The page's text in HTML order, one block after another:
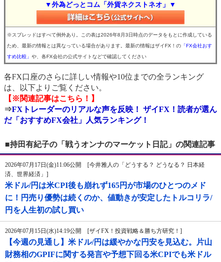
▼外為どっとコム「外貨ネクストネオ」▼
※スプレッドはすべて例外あり。この表は2026年8月3日時点のデータをもとに作成している
ため、最新の情報とは異なっている場合があります。最新の情報はザイFX！の 「FX会社おす
すめ比較」 や、各FX会社の公式サイトなどで確認してください
各FX口座のさらに詳しい情報や10位までの全ランキング
は、以下よりご覧ください。
【※関連記事はこちら！】
⇒FXトレーダーのリアルな声を反映！ ザイFX！読者が選ん
だ「おすすめFX会社」人気ランキング！
■持田有紀子の「戦うオンナのマーケット日記」の関連記事
2026年07月17日(金)11:06公開 [今井雅人の「どうする？ どうなる？ 日本経
済、世界経済」]
米ドル/円は米CPI後も崩れず165円が市場のひとつのメド
に！円売り優勢は続くのか、値動きが安定したトルコリラ/
円を人生初の試し買い
2026年07月15日(水)14:19公開 [ザイFX！投資戦略＆勝ち方研究！]
【今週の見通し】米ドル/円は緩やかな円安を見込む。片山
財務相のGPIFに関する発言や予想下回る米CPIでも米ドル